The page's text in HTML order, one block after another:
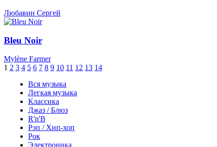
Любавин Сергей
Bleu Noir
Mylène Farmer
1 2 3 4 5 6 7 8 9 10 11 12 13 14
Вся музыка
Легкая музыка
Классика
Джаз / Блюз
R'n'B
Рэп / Хип-хоп
Рок
Электроника